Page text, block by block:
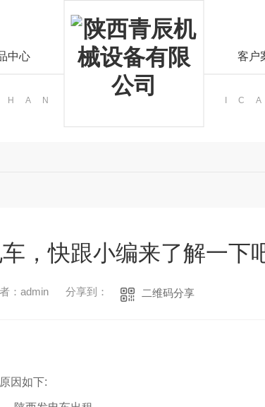
中心 客户
，快跟小编来了解一下
：admin 分享到： 二维码分享
原因如下: